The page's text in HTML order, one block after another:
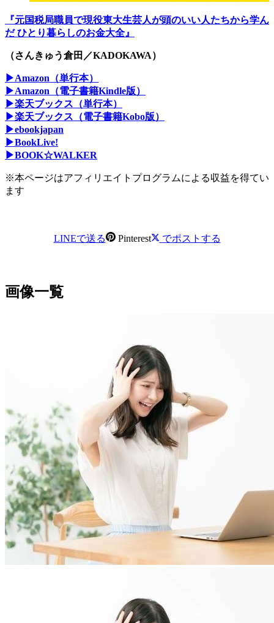
『元国税局職員で現役東大生芸人が頭のいい人たちから学ん
だ ひとり暮らしのお金大全』
（さんきゅう倉田／KADOKAWA）
▶Amazon（単行本）
▶Amazon（電子書籍Kindle版）
▶楽天ブックス（単行本）
▶楽天ブックス（電子書籍Kobo版）
▶ebookjapan
▶BookLive!
▶BOOK☆WALKER
※本ページはアフィリエイトプログラムによる収益を得てい
ます
LINEで送る Pinterest でポストする
画像一覧